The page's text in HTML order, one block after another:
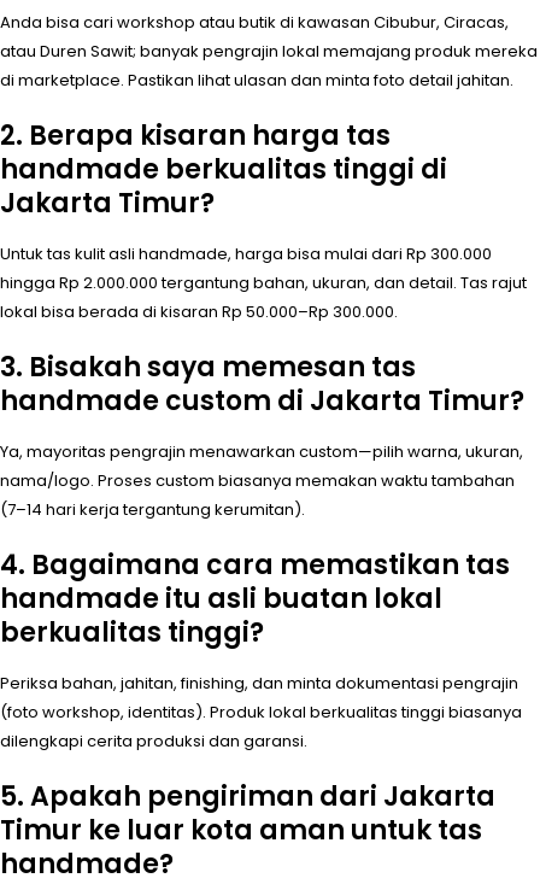
Anda bisa cari workshop atau butik di kawasan Cibubur, Ciracas,
atau Duren Sawit; banyak pengrajin lokal memajang produk mereka
di marketplace. Pastikan lihat ulasan dan minta foto detail jahitan.
2. Berapa kisaran harga tas
handmade berkualitas tinggi di
Jakarta Timur?
Untuk tas kulit asli handmade, harga bisa mulai dari Rp 300.000
hingga Rp 2.000.000 tergantung bahan, ukuran, dan detail. Tas rajut
lokal bisa berada di kisaran Rp 50.000–Rp 300.000.
3. Bisakah saya memesan tas
handmade custom di Jakarta Timur?
Ya, mayoritas pengrajin menawarkan custom—pilih warna, ukuran,
nama/logo. Proses custom biasanya memakan waktu tambahan
(7–14 hari kerja tergantung kerumitan).
4. Bagaimana cara memastikan tas
handmade itu asli buatan lokal
berkualitas tinggi?
Periksa bahan, jahitan, finishing, dan minta dokumentasi pengrajin
(foto workshop, identitas). Produk lokal berkualitas tinggi biasanya
dilengkapi cerita produksi dan garansi.
5. Apakah pengiriman dari Jakarta
Timur ke luar kota aman untuk tas
handmade?